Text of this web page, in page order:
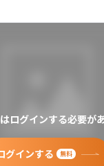
ログインする必要があ
グインする 無料